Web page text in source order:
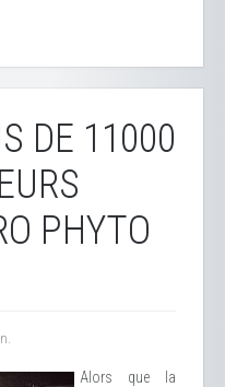
DE 11000
PHYTO
Alors que la